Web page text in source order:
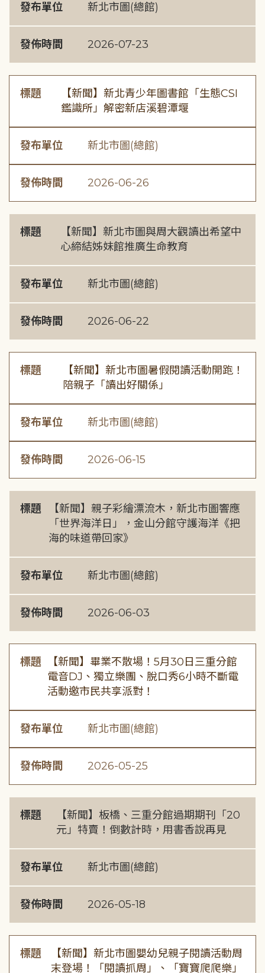
發布單位 新北市圖(總館)
發佈時間 2026-07-23
標題
【新聞】新北青少年圖書館「生態CSI
鑑識所」解密新店溪碧潭堰
發布單位 新北市圖(總館)
發佈時間 2026-06-26
標題
【新聞】新北市圖與周大觀讀出希望中
心締結姊妹館推廣生命教育
發布單位 新北市圖(總館)
發佈時間 2026-06-22
標題
【新聞】新北市圖暑假閱讀活動開跑！
陪親子「讀出好關係」
發布單位 新北市圖(總館)
發佈時間 2026-06-15
標題
【新聞】親子彩繪漂流木，新北市圖響應
「世界海洋日」，金山分館守護海洋《把
海的味道帶回家》
發布單位 新北市圖(總館)
發佈時間 2026-06-03
標題
【新聞】畢業不散場！5月30日三重分館
電音DJ、獨立樂團、脫口秀6小時不斷電
活動邀市民共享派對！
發布單位 新北市圖(總館)
發佈時間 2026-05-25
標題
【新聞】板橋、三重分館過期期刊「20
元」特賣！倒數計時，用書香說再見
發布單位 新北市圖(總館)
發佈時間 2026-05-18
標題
【新聞】新北市圖嬰幼兒親子閱讀活動周
末登場！「閱讀抓周」、「寶寶爬爬樂」